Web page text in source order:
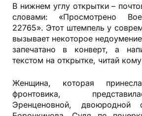
В нижнем углу открытки –
словами: «Просмотрено
22765». Этот штемпель у
вызывает некоторое
запечатано в конверт, а
текстом на открытке, читай
Женщина, которая
фронтовика,
Эренценовной, двоюродной